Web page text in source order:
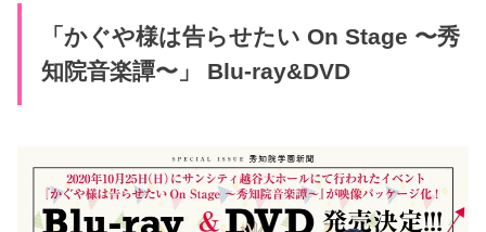
「かぐや様は告らせたい On Stage 〜秀
知院音楽譚〜」 Blu-ray&DVD